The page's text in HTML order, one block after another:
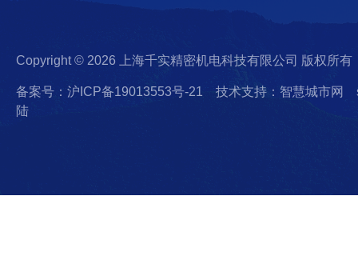
Copyright © 2026 上海千实精密机电科技有限公司 版权所有
备案号：沪ICP备19013553号-21 技术支持：智慧城市网
陆